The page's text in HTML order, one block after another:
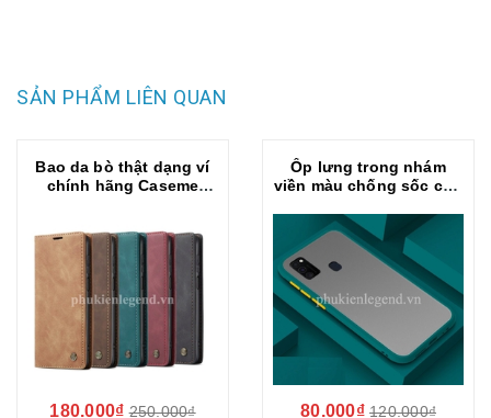
SẢN PHẨM LIÊN QUAN
Bao da bò thật dạng ví
chính hãng Caseme
180.000₫ 250.000₫
Ốp lưng trong nhám
viền màu chống sốc cho
80.000₫ 120.000₫